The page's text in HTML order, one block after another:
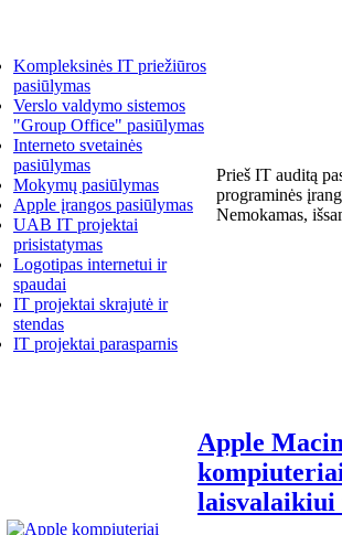
Kompleksinės IT priežiūros
pasiūlymas
Verslo valdymo sistemos
"Group Office" pasiūlymas
Interneto svetainės
pasiūlymas
Mokymų pasiūlymas
Apple įrangos pasiūlymas
UAB IT projektai
prisistatymas
Logotipas internetui ir
spaudai
IT projektai skrajutė ir
stendas
IT projektai parasparnis
Prieš IT auditą
programinės
Nemokamas,
Apple